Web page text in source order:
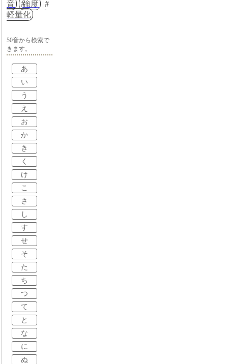
音
強度
軽量化
50音から検索で
きます。
あ
い
う
え
お
か
き
く
け
こ
さ
し
す
せ
そ
た
ち
つ
て
と
な
に
ぬ